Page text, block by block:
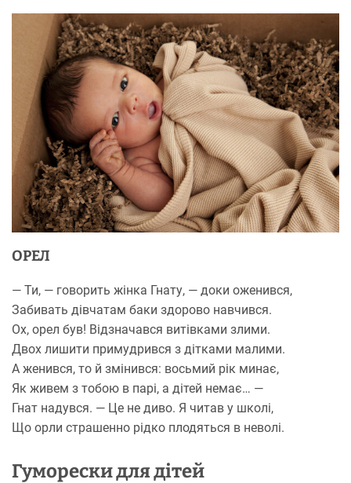
ОРЕЛ
— Ти, — говорить жінка Гнату, — доки оженився,
Забивать дівчатам баки здорово навчився.
Ох, орел був! Відзначався витівками злими.
Двох лишити примудрився з дітками малими.
А женився, то й змінився: восьмий рік минає,
Як живем з тобою в парі, а дітей немає… —
Гнат надувся. — Це не диво. Я читав у школі,
Що орли страшенно рідко плодяться в неволі.
Гуморески для дітей